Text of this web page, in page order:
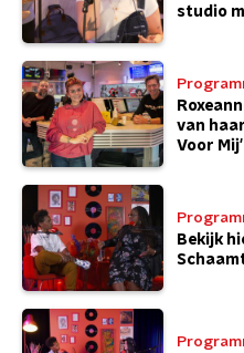
studio
van
Voor Mij'
Bekijk